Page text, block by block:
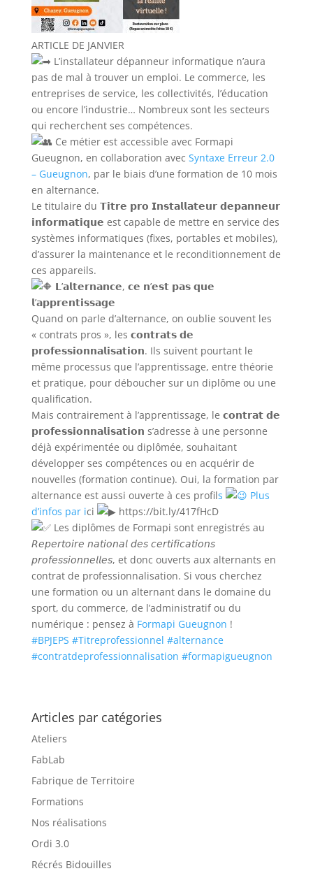
ARTICLE DE JANVIER
L’installateur dépanneur informatique n’aura
pas de mal à trouver un emploi. Le commerce, les
entreprises de service, les collectivités, l’éducation
ou encore l’industrie… Nombreux sont les secteurs
qui recherchent ses compétences.
Ce métier est accessible avec Formapi
Gueugnon, en collaboration avec Syntaxe Erreur 2.0
– Gueugnon, par le biais d’une formation de 10 mois
en alternance.
Le titulaire du 𝗧𝗶𝘁𝗿𝗲 𝗽𝗿𝗼 𝗜𝗻𝘀𝘁𝗮𝗹𝗹𝗮𝘁𝗲𝘂𝗿 𝗱𝗲𝗽𝗮𝗻𝗻𝗲𝘂𝗿
𝗶𝗻𝗳𝗼𝗿𝗺𝗮𝘁𝗶𝗾𝘂𝗲 est capable de mettre en service des
systèmes informatiques (fixes, portables et mobiles),
d’assurer la maintenance et le reconditionnement de
ces appareils.
𝗟’𝗮𝗹𝘁𝗲𝗿𝗻𝗮𝗻𝗰𝗲, 𝗰𝗲 𝗻’𝗲𝘀𝘁 𝗽𝗮𝘀 𝗾𝘂𝗲
𝗹’𝗮𝗽𝗽𝗿𝗲𝗻𝘁𝗶𝘀𝘀𝗮𝗴𝗲
Quand on parle d’alternance, on oublie souvent les
« contrats pros », les 𝗰𝗼𝗻𝘁𝗿𝗮𝘁𝘀 𝗱𝗲
𝗽𝗿𝗼𝗳𝗲𝘀𝘀𝗶𝗼𝗻𝗻𝗮𝗹𝗶𝘀𝗮𝘁𝗶𝗼𝗻. Ils suivent pourtant le
même processus que l’apprentissage, entre théorie
et pratique, pour déboucher sur un diplôme ou une
qualification.
Mais contrairement à l’apprentissage, le 𝗰𝗼𝗻𝘁𝗿𝗮𝘁 𝗱𝗲
𝗽𝗿𝗼𝗳𝗲𝘀𝘀𝗶𝗼𝗻𝗻𝗮𝗹𝗶𝘀𝗮𝘁𝗶𝗼𝗻 s’adresse à une personne
déjà expérimentée ou diplômée, souhaitant
développer ses compétences ou en acquérir de
nouvelles (formation continue). Oui, la formation par
alternance est aussi ouverte à ces profils
Plus
d’infos par ici
https://bit.ly/417fHcD
Les diplômes de Formapi sont enregistrés au
𝘙𝘦𝘱𝘦𝘳𝘵𝘰𝘪𝘳𝘦 𝘯𝘢𝘵𝘪𝘰𝘯𝘢𝘭 𝘥𝘦𝘴 𝘤𝘦𝘳𝘵𝘪𝘧𝘪𝘤𝘢𝘵𝘪𝘰𝘯𝘴
𝘱𝘳𝘰𝘧𝘦𝘴𝘴𝘪𝘰𝘯𝘯𝘦𝘭𝘭𝘦𝘴, et donc ouverts aux alternants en
contrat de professionnalisation. Si vous cherchez
une formation ou un alternant dans le domaine du
sport, du commerce, de l’administratif ou du
numérique : pensez à Formapi Gueugnon !
#BPJEPS #Titreprofessionnel #alternance
#contratdeprofessionnalisation #formapigueugnon
Articles par catégories
Ateliers
FabLab
Fabrique de Territoire
Formations
Nos réalisations
Ordi 3.0
Récrés Bidouilles